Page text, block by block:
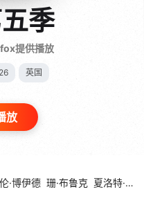
季
提供播放
英国
放
·博伊德 珊·布鲁克 夏洛特·莱利